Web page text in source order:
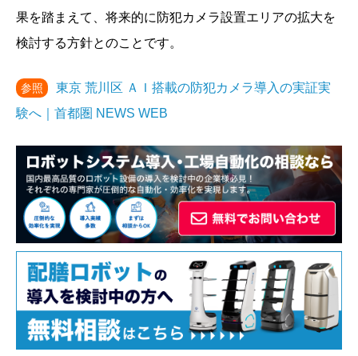
果を踏まえて、将来的に防犯カメラ設置エリアの拡大を
検討する方針とのことです。
参照
東京 荒川区 ＡＩ搭載の防犯カメラ導入の実証実
験へ｜首都圏 NEWS WEB